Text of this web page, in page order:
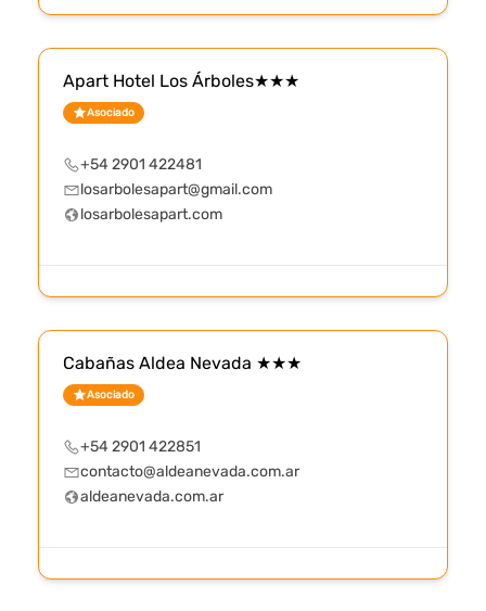
Apart Hotel Los Árboles★★★
Asociado
+54 2901 422481
losarbolesapart@gmail.com
losarbolesapart.com
Cabañas Aldea Nevada ★★★
Asociado
+54 2901 422851
contacto@aldeanevada.com.ar
aldeanevada.com.ar